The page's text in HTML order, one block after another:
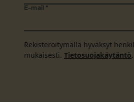
E-mail *
Rekisteröitymällä hyväksyt
mukaisesti. Tietosuojakäytäntö.